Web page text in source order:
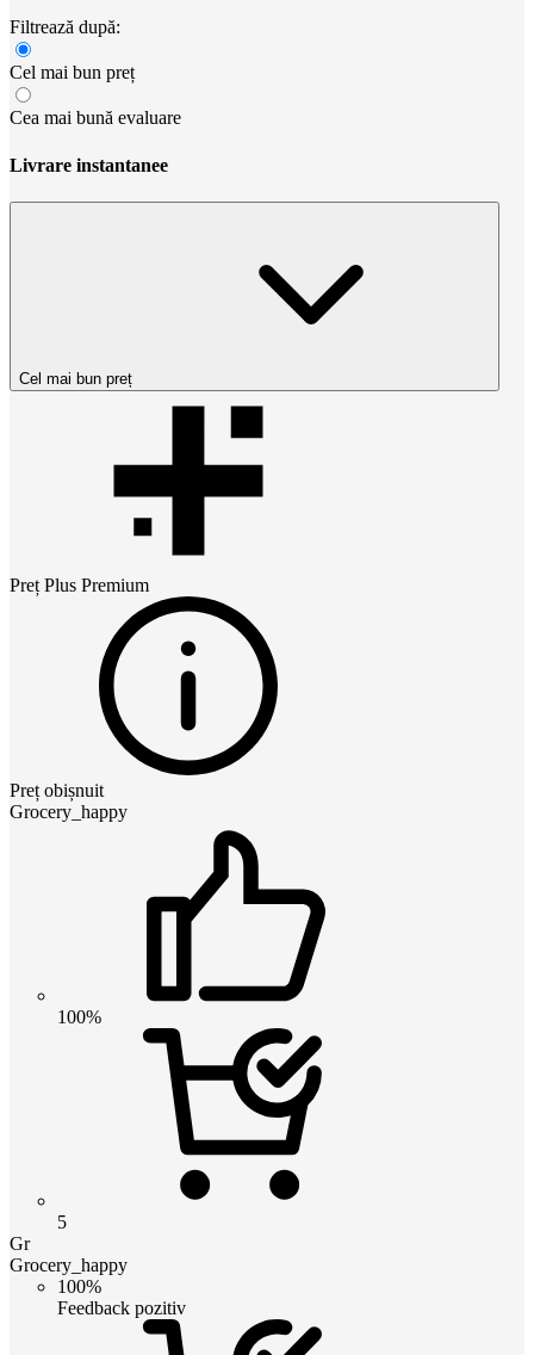
Filtrează după:
Cel mai bun preț
Cea mai bună evaluare
Livrare instantanee
Cel mai bun preț
Preț Plus Premium
Preț obișnuit
Grocery_happy
100%
5
Gr
Grocery_happy
100%
Feedback pozitiv